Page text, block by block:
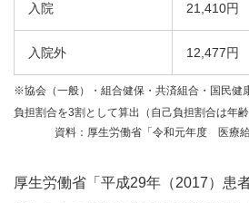
入院 21,410円
入院外 12,477円
※協会（一般）・組合健保・共済組合・国民健
負担割合を3割として算出（自己負担割合は年
資料：厚生労働省「令和元年度 医療給
厚生労働省「平成29年（2017）患者